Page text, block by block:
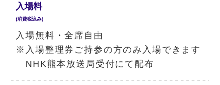
入場料
(消費税込み)
入場無料・全席自由
※入場整理券ご持参の方のみ入場できます
NHK熊本放送局受付にて配布